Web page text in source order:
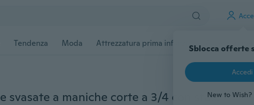
Sblocca offerte
Accedi
New to Wish?
Tendenza Moda Attrezzatura prima infanzia Accessori per
T-shirt a maniche lunghe svasate a maniche corte a 3/4 con stampa floreale vintage paisley impero moda donna S-5XL